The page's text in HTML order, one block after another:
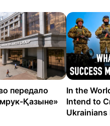
передало
Қазыне»
In the
Intend to
Ukrainians